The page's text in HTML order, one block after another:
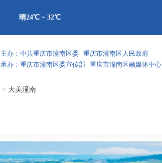
晴24℃ ~ 32℃
主办：中共重庆市潼南区委 重庆市潼南区人民政府
承办：重庆市潼南区委宣传部 重庆市潼南区融媒体中心
> 大美潼南